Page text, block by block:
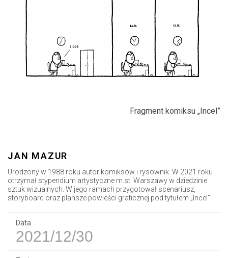
Fragment komiksu „Incel”
JAN MAZUR
Urodzony w 1988 roku autor komiksów i rysownik. W 2021 roku
otrzymał stypendium artystyczne m.st. Warszawy w dziedzinie
sztuk wizualnych. W jego ramach przygotował scenariusz,
storyboard oraz plansze powieści graficznej pod tytułem „Incel”.
Data
2021/12/30